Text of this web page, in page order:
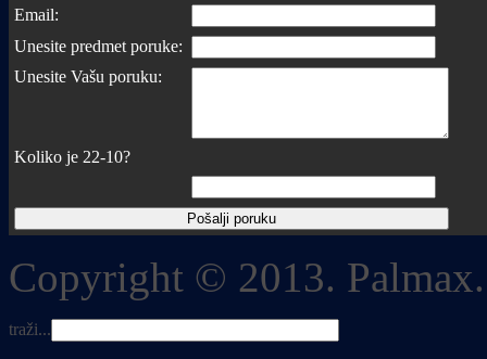
Email:
Unesite predmet poruke:
Unesite Vašu poruku:
Koliko je 22-10?
Copyright © 2013.
traži...